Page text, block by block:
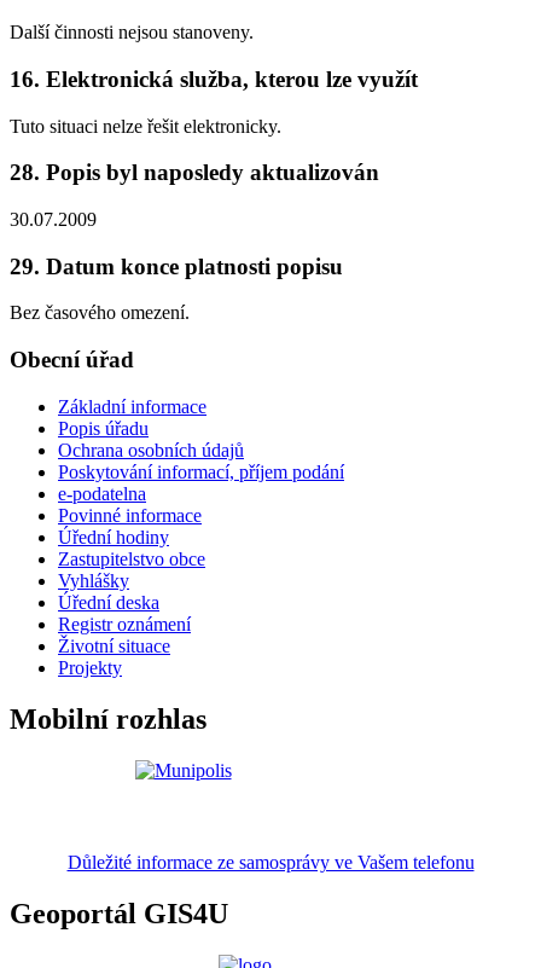
Další činnosti nejsou stanoveny.
16. Elektronická služba, kterou lze využít
Tuto situaci nelze řešit elektronicky.
28. Popis byl naposledy aktualizován
30.07.2009
29. Datum konce platnosti popisu
Bez časového omezení.
Obecní úřad
Základní informace
Popis úřadu
Ochrana osobních údajů
Poskytování informací, příjem podání
e-podatelna
Povinné informace
Úřední hodiny
Zastupitelstvo obce
Vyhlášky
Úřední deska
Registr oznámení
Životní situace
Projekty
Mobilní rozhlas
Důležité informace ze samosprávy ve Vašem telefonu
Geoportál GIS4U